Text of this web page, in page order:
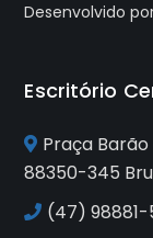
Desenvolvido
Escritório
Praça Barão
88350-345
(47) 98881-